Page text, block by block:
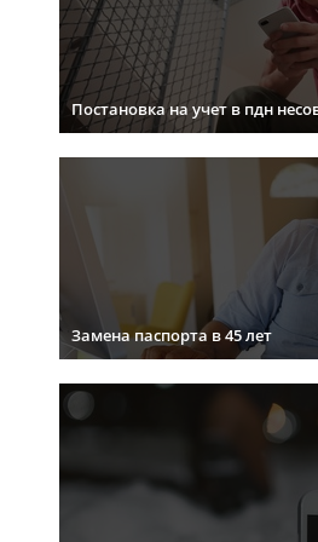
Постановка на учет в пдн
Замена паспорта в 45 лет